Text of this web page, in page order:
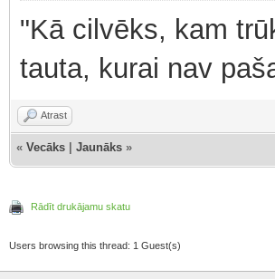
"Kā cilvēks, kam
tauta, kurai nav
Atrast
« Vecāks Jaunāks »
Rādīt drukājamu skatu
Users browsing this thread: 1 Guest(s)